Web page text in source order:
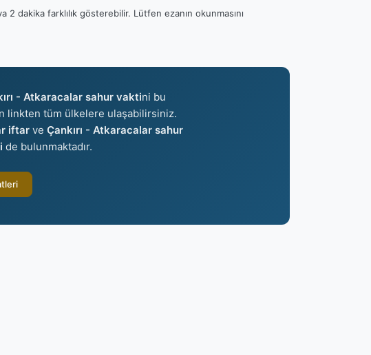
2 dakika farklılık gösterebilir. Lütfen ezanın okunmasını
- Atkaracalar sahur vaktini bu
linkten tüm ülkelere ulaşabilirsiniz.
iftar ve Çankırı - Atkaracalar sahur
de bulunmaktadır.